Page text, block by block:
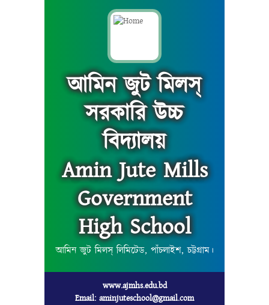
আমিন জুট মিলস্
সরকারি উচ্চ
বিদ্যালয়
Amin Jute Mills
Government
High School
আমিন জুট মিলস্ লিমিটেড, পাঁচলাইশ, চট্টগ্রাম।
www.ajmhs.edu.bd
Email: aminjuteschool@gmail.com